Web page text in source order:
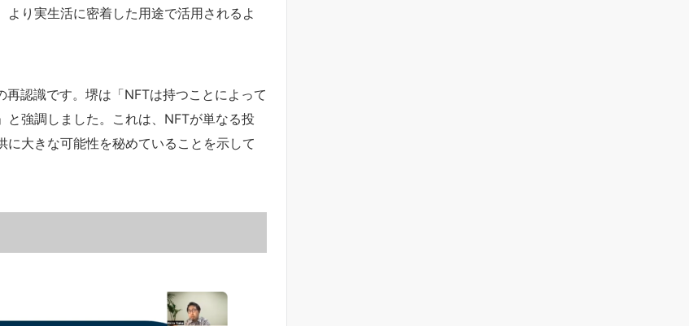
り実生活に密着した用途で活用されるよ
認識です。堺は「NFTは持つことによって
強調しました。これは、NFTが単なる投
大きな可能性を秘めていることを示して